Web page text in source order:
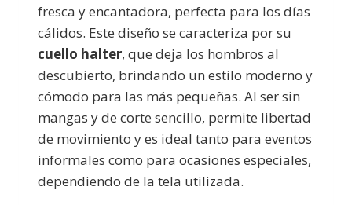
fresca y encantadora, perfecta para los días
cálidos. Este diseño se caracteriza por su
cuello halter, que deja los hombros al
descubierto, brindando un estilo moderno y
cómodo para las más pequeñas. Al ser sin
mangas y de corte sencillo, permite libertad
de movimiento y es ideal tanto para eventos
informales como para ocasiones especiales,
dependiendo de la tela utilizada.